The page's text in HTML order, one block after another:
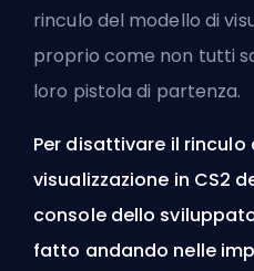
rinculo del modello di
proprio come non tutti
loro pistola di partenza.
Per disattivare il rinculo
visualizzazione in CS2
console dello
fatto andando nelle